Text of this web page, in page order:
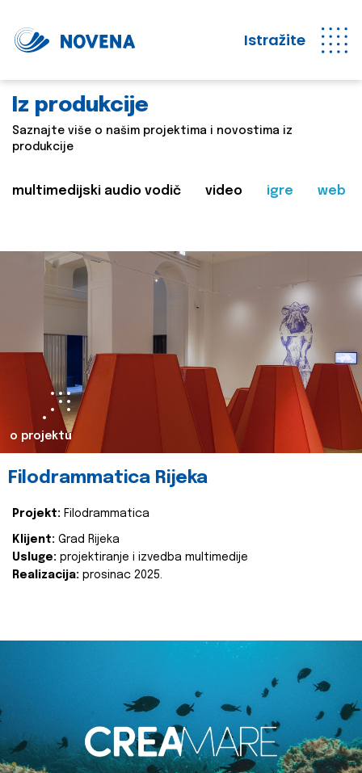
Istražite
Iz produkcije
Saznajte više o našim projektima i novostima iz
produkcije
multimedijski audio vodič video igre web
o projektu
Filodrammatica Rijeka
Projekt: Filodrammatica
Klijent: Grad Rijeka
Usluge: projektiranje i izvedba multimedije
Realizacija: prosinac 2025.